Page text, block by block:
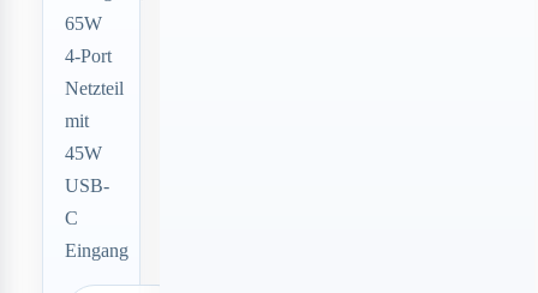
65W
4-Port
Netzteil
mit
45W
USB-
C
Eingang